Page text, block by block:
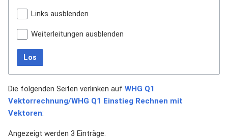
Links ausblenden
Weiterleitungen ausblenden
Los
Die folgenden Seiten verlinken auf WHG Q1
Vektorrechnung/WHG Q1 Einstieg Rechnen mit
Vektoren:
Angezeigt werden 3 Einträge.